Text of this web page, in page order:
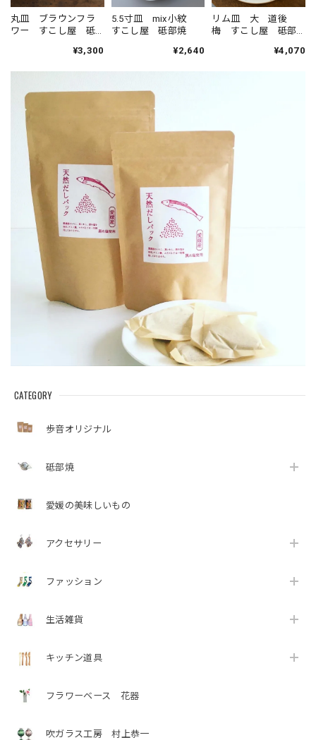
CATEGORY
歩音オリジナル
砥部焼
愛媛の美味しいもの
アクセサリー
ファッション
生活雑貨
キッチン道具
フラワーベース 花器
吹ガラス工房 村上恭一
丸皿 ブラウンフラ
ワー すこし屋 砥
¥3,300
5.5寸皿 mix小紋
すこし屋 砥部焼
¥2,640
リム皿 大 道後
梅 すこし屋 砥部
¥4,070